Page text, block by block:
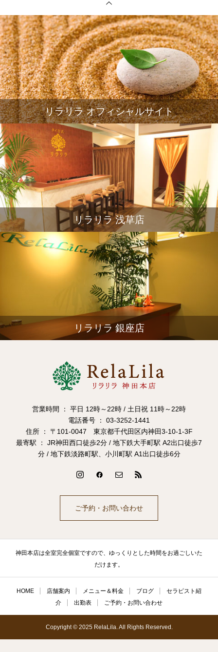
リラリラ オフィシャルサイト
リラリラ 浅草店
リラリラ 銀座店
営業時間 ： 平日 12時～22時 / 土日祝 11時～22時
電話番号 ： 03-3252-1441
住所 ： 〒101-0047 東京都千代田区内神田3-10-1-3F
最寄駅 ： JR神田西口徒歩2分 / 地下鉄大手町駅 A2出口徒歩7
分 / 地下鉄淡路町駅、小川町駅 A1出口徒歩6分
ご予約・お問い合わせ
神田本店は全室完全個室ですので、ゆっくりとした時間をお過ごしいた
だけます。
HOME 店舗案内 メニュー＆料金 ブログ
セラピスト紹
介
出勤表 ご予約・お問い合わせ
Copyright © 2025 RelaLila. All Rights Reserved.